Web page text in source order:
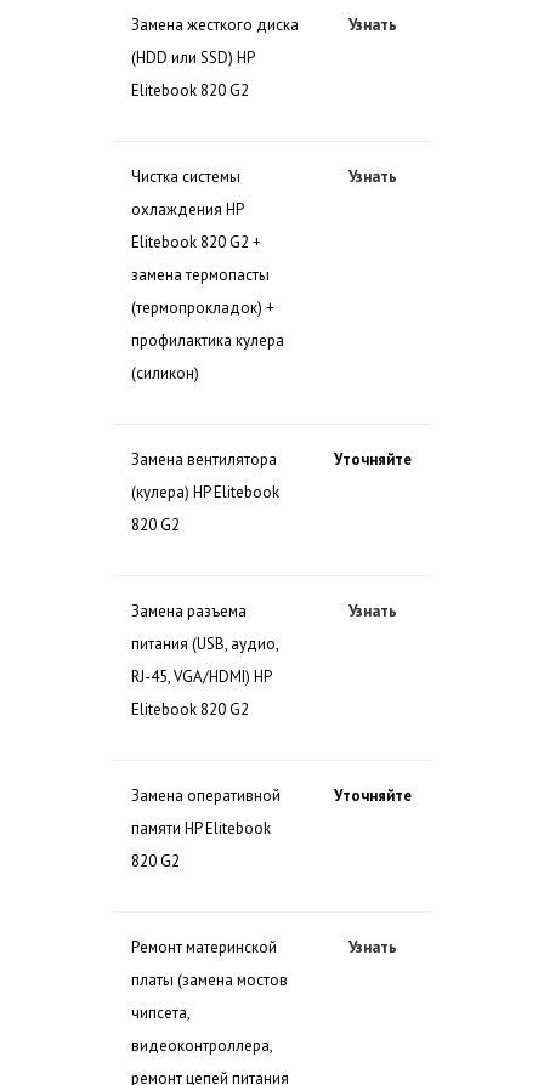
Замена жесткого диска
(HDD или SSD) HP
Elitebook 820 G2
Узнать
Чистка системы
охлаждения HP
Elitebook 820 G2 +
замена термопасты
(термопрокладок) +
профилактика кулера
(силикон)
Узнать
Замена вентилятора
(кулера) HP Elitebook
820 G2
Уточняйте
Замена разъема
питания (USB, аудио,
RJ-45, VGA/HDMI) HP
Elitebook 820 G2
Узнать
Замена оперативной
памяти HP Elitebook
820 G2
Уточняйте
Ремонт материнской
платы (замена мостов
чипсета,
видеоконтроллера,
ремонт цепей питания
Узнать